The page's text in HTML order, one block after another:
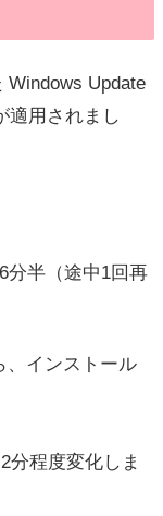
Windows Update
適用されまし
分半（途中1回再
、インストール
分程度変化しま